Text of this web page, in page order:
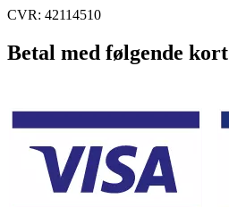
CVR: 42114510
Betal med følgende kort